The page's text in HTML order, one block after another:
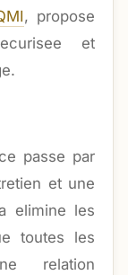
, propose
et
passe par
et une
elimine les
toutes les
relation